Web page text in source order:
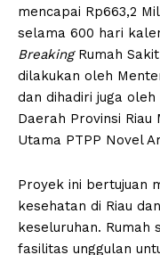
mencapai Rp663,2
selama 600 hari
BreakingRumah
dilakukan oleh
dan dihadiri juga
Daerah Provinsi
Utama PTPP Novel
Proyek ini bertujuan
kesehatan di Riau
keseluruhan. Rumah
fasilitas unggulan